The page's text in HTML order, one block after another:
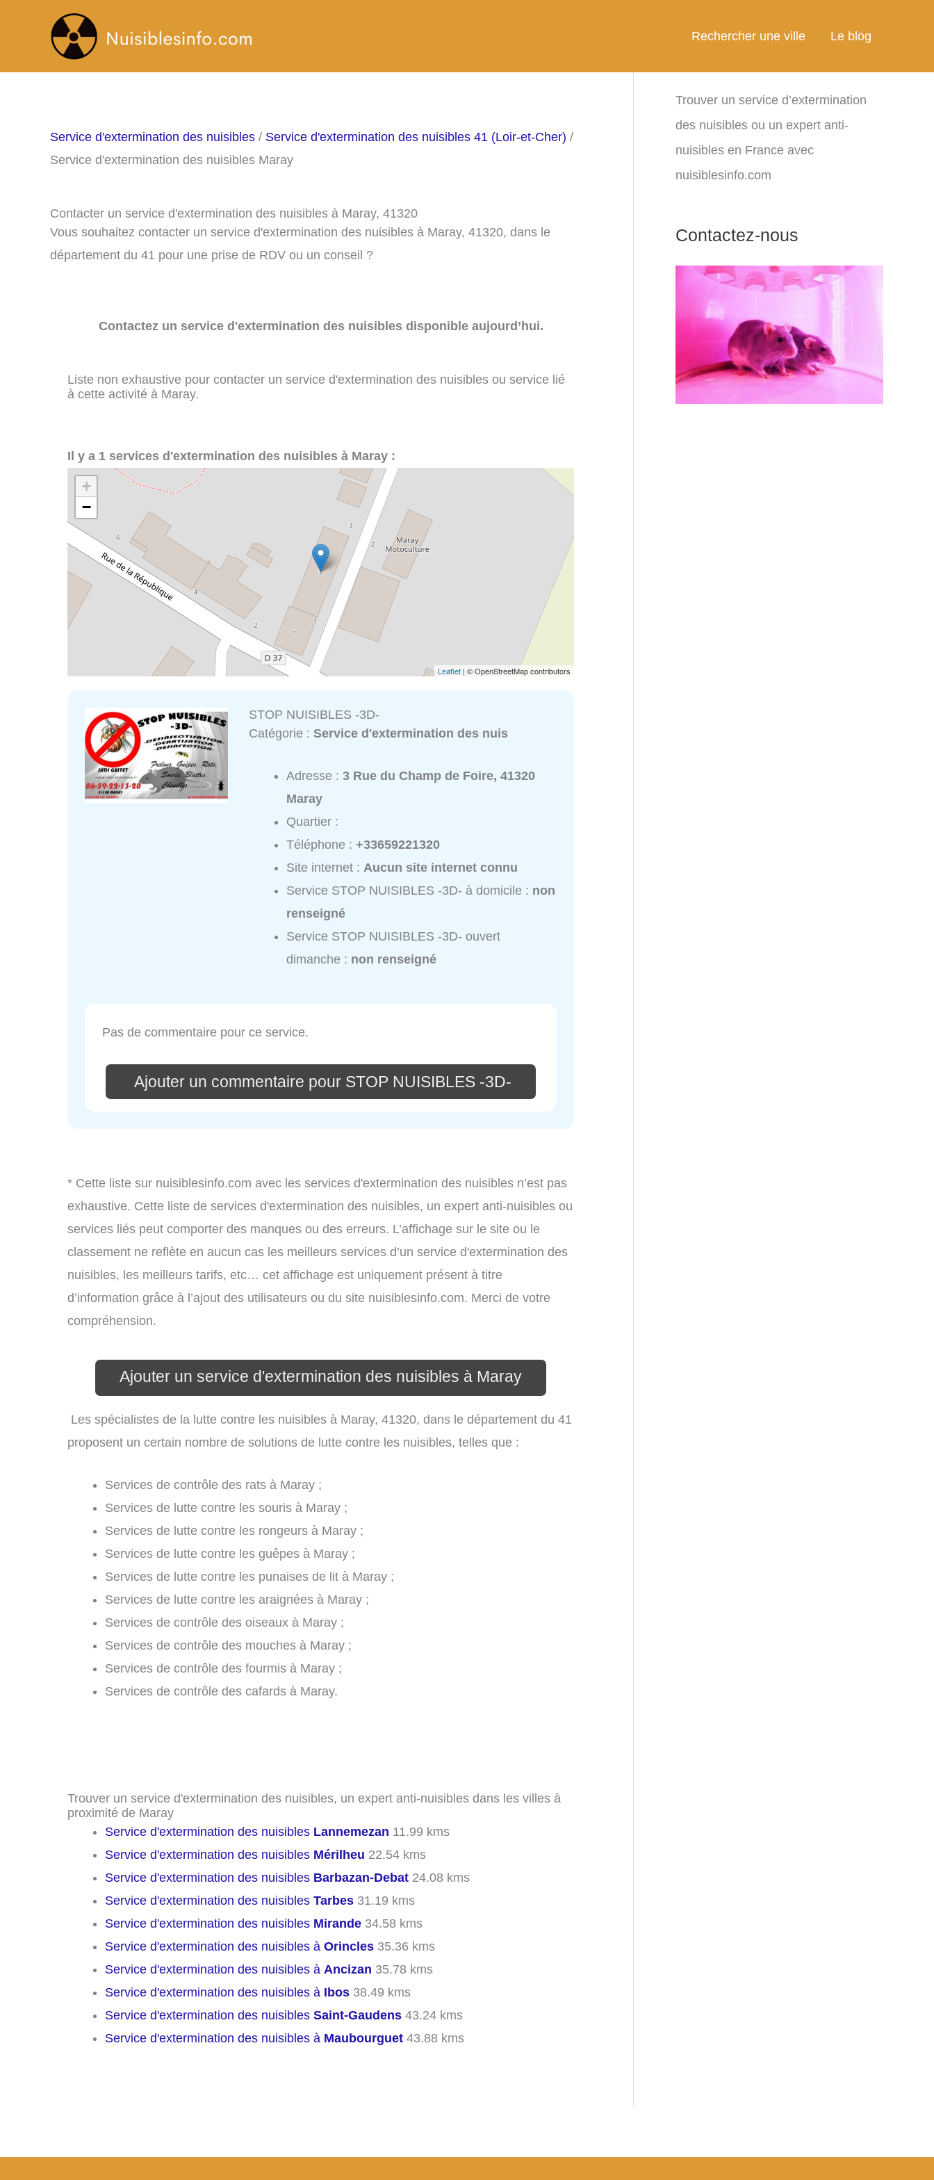
Rechercher une ville Le blog
Service d'extermination des nuisibles / Service d'extermination des nuisibles 41 (Loir-et-Cher) /
Service d'extermination des nuisibles Maray
Contacter un service d'extermination des nuisibles à Maray, 41320
Vous souhaitez contacter un service d'extermination des nuisibles à Maray, 41320, dans le
département du 41 pour une prise de RDV ou un conseil ?
Contactez un service d'extermination des nuisibles disponible aujourd’hui.
Liste non exhaustive pour contacter un service d'extermination des nuisibles ou service lié
à cette activité à Maray.
Il y a 1 services d'extermination des nuisibles à Maray :
+
−
Leaflet | © OpenStreetMap contributors
STOP NUISIBLES -3D-
Catégorie :Service d'extermination des nuis
Adresse :3 Rue du Champ de Foire, 41320
Maray
Quartier :
Téléphone :+33659221320
Site internet :Aucun site internet connu
Service STOP NUISIBLES -3D- à domicile : non
renseigné
Service STOP NUISIBLES -3D- ouvert
dimanche : non renseigné
Pas de commentaire pour ce service.
Ajouter un commentaire pour STOP NUISIBLES -3D-
* Cette liste sur nuisiblesinfo.com avec les services d'extermination des nuisibles n’est pas
exhaustive. Cette liste de services d'extermination des nuisibles, un expert anti-nuisibles ou
services liés peut comporter des manques ou des erreurs. L’affichage sur le site ou le
classement ne reflète en aucun cas les meilleurs services d’un service d'extermination des
nuisibles, les meilleurs tarifs, etc… cet affichage est uniquement présent à titre
d’information grâce à l’ajout des utilisateurs ou du site nuisiblesinfo.com. Merci de votre
compréhension.
Ajouter un service d'extermination des nuisibles à Maray
Les spécialistes de la lutte contre les nuisibles à Maray, 41320, dans le département du 41
proposent un certain nombre de solutions de lutte contre les nuisibles, telles que :
Services de contrôle des rats à Maray ;
Services de lutte contre les souris à Maray ;
Services de lutte contre les rongeurs à Maray ;
Services de lutte contre les guêpes à Maray ;
Services de lutte contre les punaises de lit à Maray ;
Services de lutte contre les araignées à Maray ;
Services de contrôle des oiseaux à Maray ;
Services de contrôle des mouches à Maray ;
Services de contrôle des fourmis à Maray ;
Services de contrôle des cafards à Maray.
Trouver un service d'extermination des nuisibles, un expert anti-nuisibles dans les villes à
proximité de Maray
Service d'extermination des nuisibles Lannemezan 11.99 kms
Service d'extermination des nuisibles Mérilheu 22.54 kms
Service d'extermination des nuisibles Barbazan-Debat 24.08 kms
Service d'extermination des nuisibles Tarbes 31.19 kms
Service d'extermination des nuisibles Mirande 34.58 kms
Service d'extermination des nuisibles à Orincles 35.36 kms
Service d'extermination des nuisibles à Ancizan 35.78 kms
Service d'extermination des nuisibles à Ibos 38.49 kms
Service d'extermination des nuisibles Saint-Gaudens 43.24 kms
Service d'extermination des nuisibles à Maubourguet 43.88 kms
Trouver un service d’extermination
des nuisibles ou un expert anti-
nuisibles en France avec
nuisiblesinfo.com
Contactez-nous